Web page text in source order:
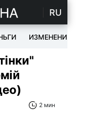
RU
ИЗМЕНЕНИЯ
2 мин